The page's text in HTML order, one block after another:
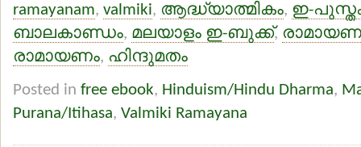
ramayanam, valmiki, ആദ്ധ്യാത്മികം, ഇ-
ബാലകാണ്ഡം, മലയാളം ഇ-ബുക്ക്,
രാമായണം, ഹിന്ദുമതം
Posted in free ebook, Hinduism/Hindu Dharma,
Purana/Itihasa, Valmiki Ramayana